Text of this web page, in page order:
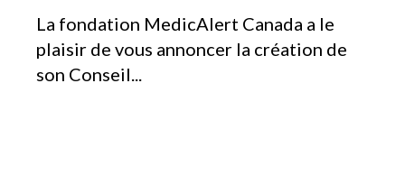
La fondation MedicAlert Canada a le
plaisir de vous annoncer la création de
son Conseil...